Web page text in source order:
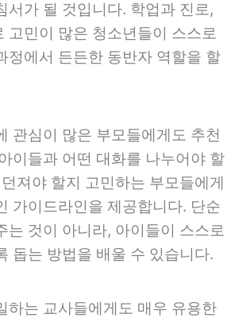
서가 될 것입니다. 학업과 진로,
고민이 많은 청소년들이 스스로
정에서 든든한 동반자 역할을 할
관심이 많은 부모들에게도 추천
이들과 어떤 대화를 나누어야 할
져야 할지 고민하는 부모들에게
가이드라인을 제공합니다. 단순
는 것이 아니라, 아이들이 스스로
돕는 방법을 배울 수 있습니다.
하는 교사들에게도 매우 유용한